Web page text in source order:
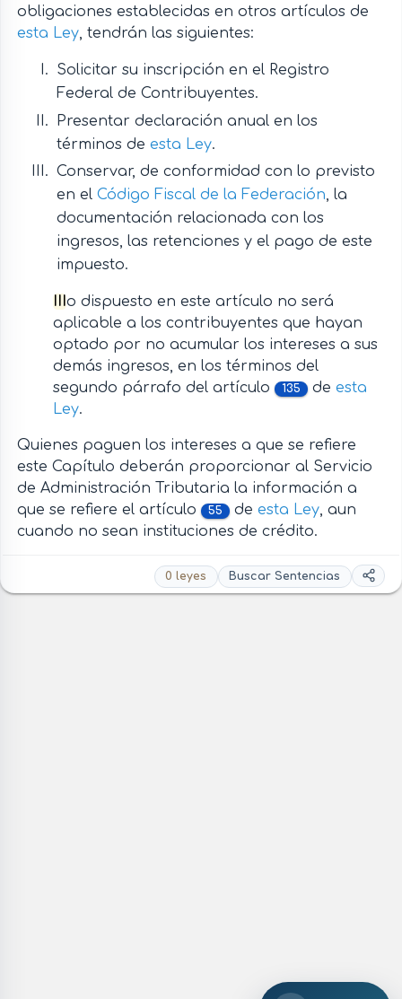
obligaciones establecidas en otros artículos de
esta Ley, tendrán las siguientes:
Solicitar su inscripción en el Registro
Federal de Contribuyentes.
Presentar declaración anual en los
términos de esta Ley.
Conservar, de conformidad con lo previsto
en el Código Fiscal de la Federación, la
documentación relacionada con los
ingresos, las retenciones y el pago de este
impuesto.
IIIo dispuesto en este artículo no será
aplicable a los contribuyentes que hayan
optado por no acumular los intereses a sus
demás ingresos, en los términos del
segundo párrafo del artículo
135 de esta
Ley.
Quienes paguen los intereses a que se refiere
este Capítulo deberán proporcionar al Servicio
de Administración Tributaria la información a
que se refiere el artículo
55 de esta Ley, aun
cuando no sean instituciones de crédito.
0 leyes Buscar Sentencias